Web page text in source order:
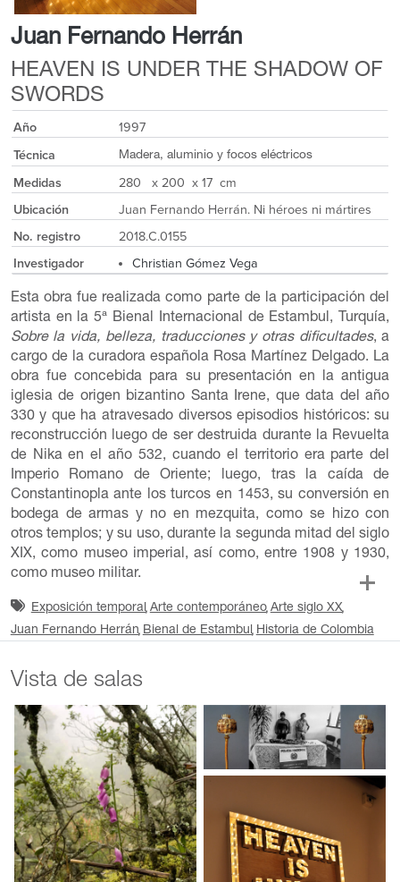
Juan Fernando Herrán
HEAVEN IS UNDER THE SHADOW OF
SWORDS
Año
1997
Técnica
Madera, aluminio y focos eléctricos
Medidas
280 x 200 x 17 cm
Ubicación
Juan Fernando Herrán. Ni héroes ni mártires
No. registro
2018.C.0155
Investigador
Christian Gómez Vega
Esta obra fue realizada como parte de la participación del
artista en la 5ª Bienal Internacional de Estambul, Turquía,
Sobre la vida, belleza, traducciones y otras dificultades, a
cargo de la curadora española Rosa Martínez Delgado. La
obra fue concebida para su presentación en la antigua
iglesia de origen bizantino Santa Irene, que data del año
330 y que ha atravesado diversos episodios históricos: su
reconstrucción luego de ser destruida durante la Revuelta
de Nika en el año 532, cuando el territorio era parte del
Imperio Romano de Oriente; luego, tras la caída de
Constantinopla ante los turcos en 1453, su conversión en
bodega de armas y no en mezquita, como se hizo con
otros templos; y su uso, durante la segunda mitad del siglo
XIX, como museo imperial, así como, entre 1908 y 1930,
como museo militar.
Exposición temporal Arte contemporáneo Arte siglo XX
Juan Fernando Herrán Bienal de Estambul Historia de Colombia
Vista de salas